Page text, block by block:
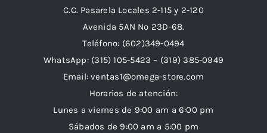
C.C. Pasarela Locales 2-115 y 2-120
Avenida 5AN Nº 23D-68.
Teléfono: (602)349-0494
WhatsApp: (315) 105-5423 – (319) 385-0949
Email:ventas1@omega-store.com
Horarios de atención:
Lunes a viernes de 9:00 am a 6:00 pm
Sábados de 9:00 am a 5:00 pm